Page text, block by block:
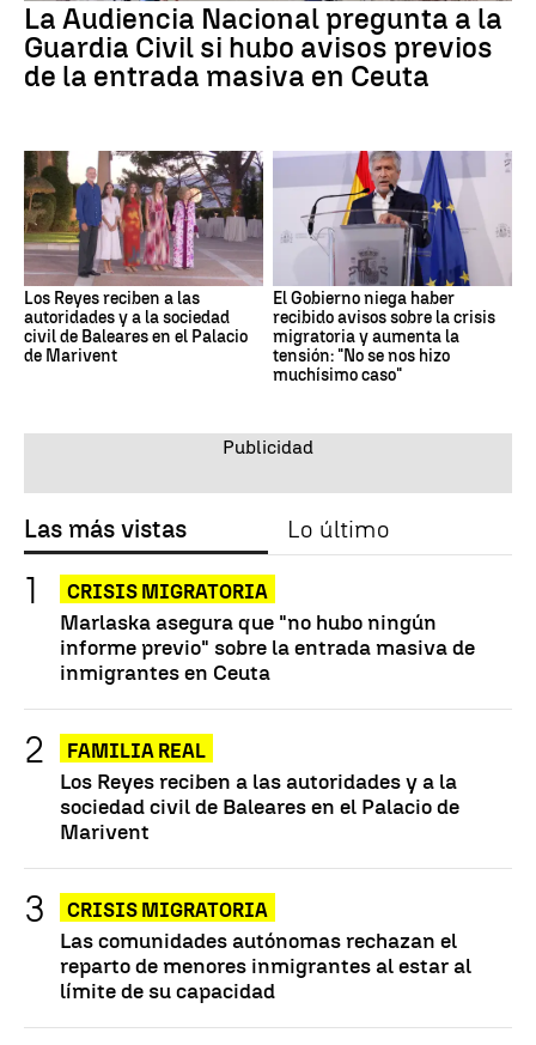
La Audiencia Nacional pregunta a la
Guardia Civil si hubo avisos previos
de la entrada masiva en Ceuta
Los Reyes reciben a las
autoridades y a la sociedad
civil de Baleares en el Palacio
de Marivent
El Gobierno niega haber
recibido avisos sobre la crisis
migratoria y aumenta la
tensión: "No se nos hizo
muchísimo caso"
Las más vistas Lo último
CRISIS MIGRATORIA
Marlaska asegura que "no hubo ningún
informe previo" sobre la entrada masiva de
inmigrantes en Ceuta
FAMILIA REAL
Los Reyes reciben a las autoridades y a la
sociedad civil de Baleares en el Palacio de
Marivent
CRISIS MIGRATORIA
Las comunidades autónomas rechazan el
reparto de menores inmigrantes al estar al
límite de su capacidad